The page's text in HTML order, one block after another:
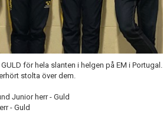
för hela slanten i helgen på EM i Portugal.
stolta över dem.
Junior herr - Guld
- Guld